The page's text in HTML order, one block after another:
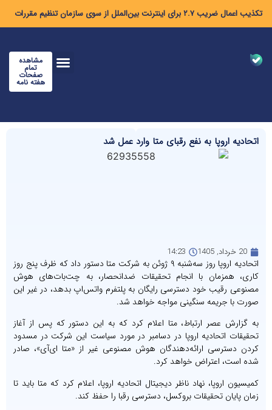
تکذیب اعمال ضریب ۲.۷ برای اینترنت بین‌الملل از سوی سازمان تنظیم مقررات
مشاهده
تمام
صفحات
هفته نامه
اتحادیه اروپا به نفع رقبای متا وارد عمل شد
20 خرداد, 1405 14:23
اتحادیه اروپا روز سه‌شنبه ۹ ژوئن به شرکت متا دستور داد که ظرف پنج روز
کاری، همزمان با انجام تحقیقات ضدانحصار، به چت‌بات‌های هوش
مصنوعی رقیب خود دسترسی رایگان به پلتفرم واتس‌اپ بدهد، در غیر این
صورت با جریمه سنگینی مواجه خواهد شد.
به گزارش عصر ارتباط، متا اعلام کرد که به این دستور که پس از آغاز
تحقیقات اتحادیه اروپا در دسامبر در مورد سیاست این شرکت در مسدود
کردن دسترسی ارائه‌دهندگان هوش مصنوعی غیر از «متا ای‌آی»، صادر
شده است، اعتراض خواهد کرد.
کمیسیون اروپا، نهاد ناظر دیجیتال اتحادیه اروپا، اعلام کرد که متا باید تا
زمان پایان تحقیقات بروکسل، دسترسی رقبا را حفظ کند.